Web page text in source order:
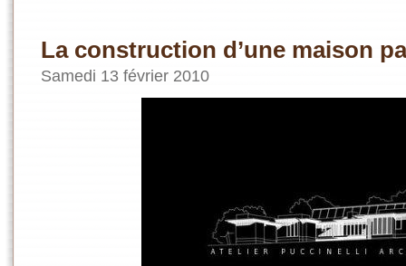
La construction d’une maison
Samedi 13 février 2010